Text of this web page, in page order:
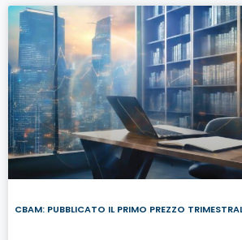
CBAM: PUBBLICATO IL PRIMO PREZZO